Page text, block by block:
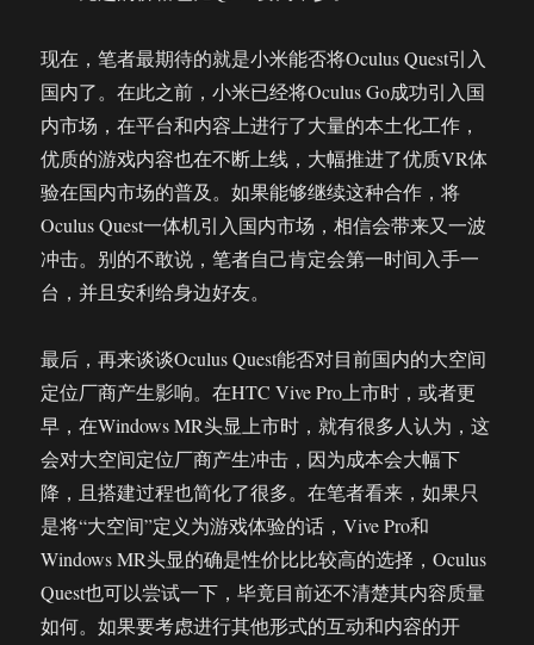
现在，笔者最期待的就是小米能否将Oculus Quest引入
国内了。在此之前，小米已经将Oculus Go成功引入国
内市场，在平台和内容上进行了大量的本土化工作，
优质的游戏内容也在不断上线，大幅推进了优质VR体
验在国内市场的普及。如果能够继续这种合作，将
Oculus Quest一体机引入国内市场，相信会带来又一波
冲击。别的不敢说，笔者自己肯定会第一时间入手一
台，并且安利给身边好友。
最后，再来谈谈Oculus Quest能否对目前国内的大空间
定位厂商产生影响。在HTC Vive Pro上市时，或者更
早，在Windows MR头显上市时，就有很多人认为，这
会对大空间定位厂商产生冲击，因为成本会大幅下
降，且搭建过程也简化了很多。在笔者看来，如果只
是将“大空间”定义为游戏体验的话，Vive Pro和
Windows MR头显的确是性价比比较高的选择，Oculus
Quest也可以尝试一下，毕竟目前还不清楚其内容质量
如何。如果要考虑进行其他形式的互动和内容的开